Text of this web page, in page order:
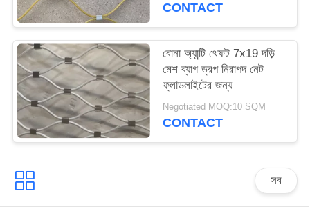
CONTACT
বোনা অ্যান্টি থেফট 7x19 দড়ি
মেশ ব্যাগ ড্রপ নিরাপদ নেট
ফ্লাডলাইটের জন্য
Negotiated MOQ:10 SQM
CONTACT
সব